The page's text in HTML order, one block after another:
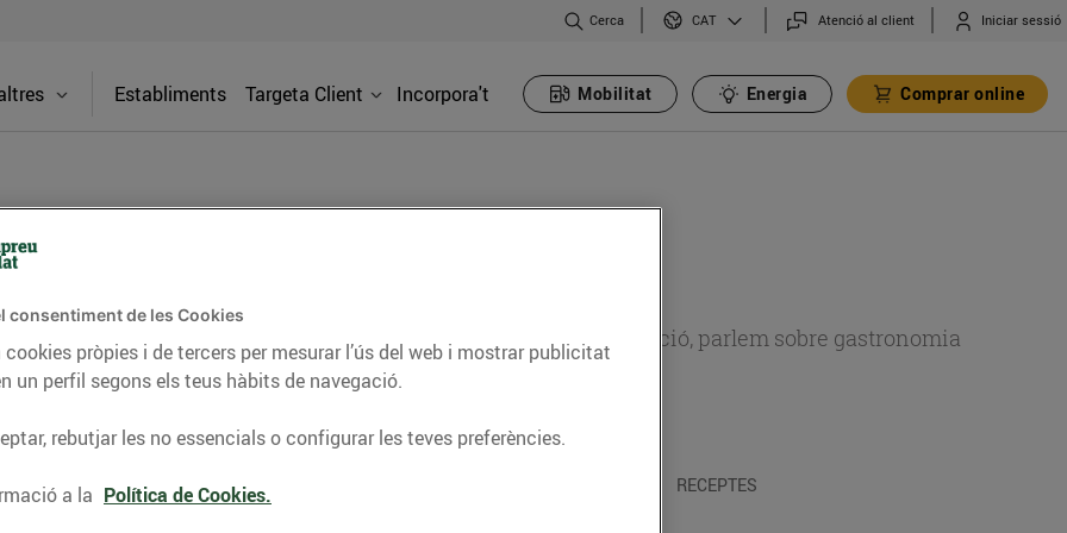
Cerca CAT Atenció al client Iniciar sessió
Establiments Targeta Client Incorpora't Mobilitat Energia Comprar online
consells nutricionals, informació d’actualitat sobre alimentació, parlem sobre gastronomia
del nostre territori i molts altres temes.
CONSELLS I HÀBITS SALUDABLES RECEPTES
consentiment de les Cookies
pròpies i de tercers per mesurar l’ús del web i mostrar publicitat
un perfil segons els teus hàbits de navegació.
rebutjar les no essencials o configurar les teves preferències.
a la Política de Cookies.